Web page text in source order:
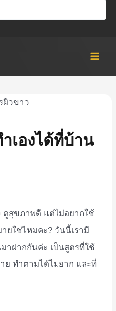
เองได้ที่บ้าน
ดูสุขภาพดี แต่ไม่อยากใช้
ยใช่ไหมคะ? วันนี้เรามี
าฝากกันค่ะ เป็นสูตรที่ใช้
ย ทำตามได้ไม่ยาก และที่